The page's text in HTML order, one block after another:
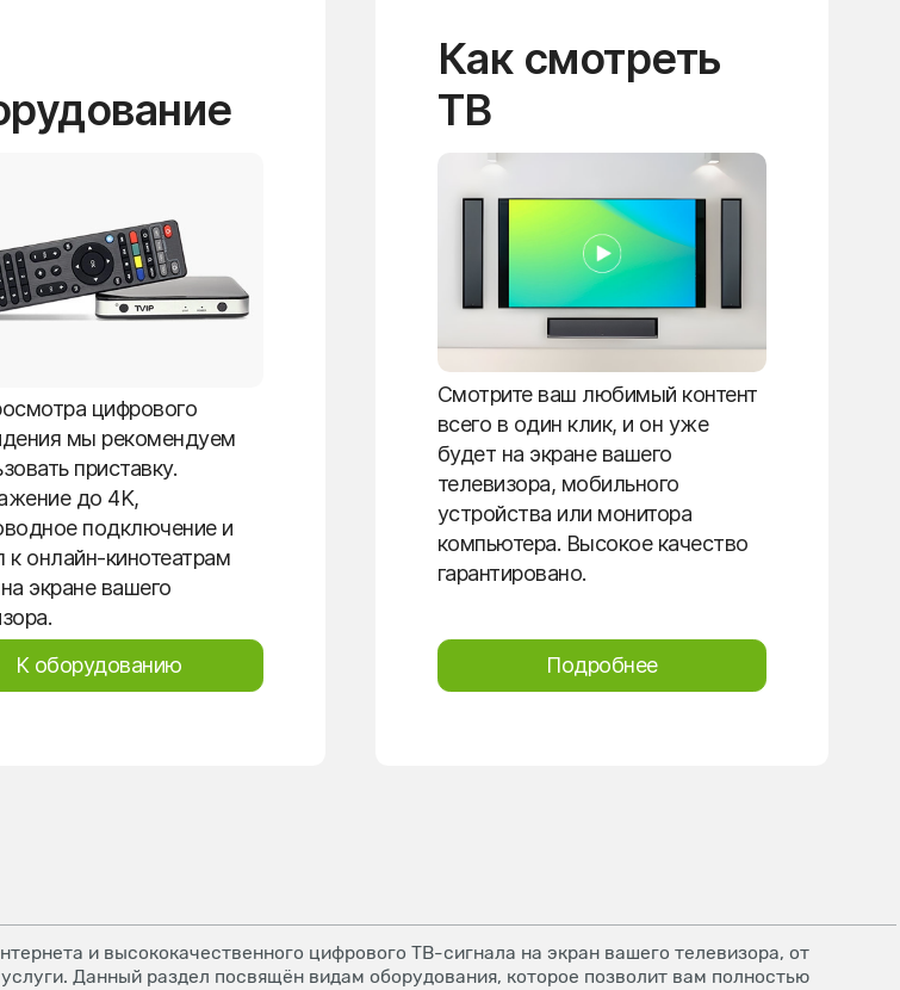
цифрового
мы рекомендуем
приставку.
до 4K,
подключение и
к онлайн-кинотеатрам
экране вашего
К оборудованию
Как смотреть
ТВ
Смотрите ваш любимый контент
всего в один клик, и он уже
будет на экране вашего
телевизора, мобильного
устройства или монитора
компьютера. Высокое качество
гарантировано.
Подробнее
и высококачественного цифрового ТВ-сигнала на экран вашего телевизора, от
Данный раздел посвящён видам оборудования, которое позволит вам полностью